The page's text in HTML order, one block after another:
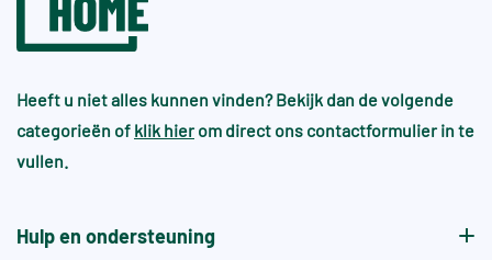
Heeft u niet alles kunnen vinden? Bekijk dan de volgende
categorieën of klik hier om direct ons contactformulier in te
vullen.
Hulp en ondersteuning